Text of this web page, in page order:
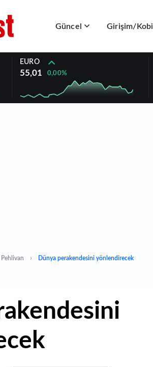
Güncel Girişim/Kobi
EURO
55,01 0,00%
Pehlivan Dünya perakendesini yönlendirecek